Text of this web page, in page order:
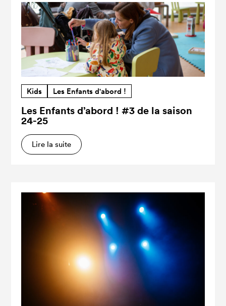
Kids Les Enfants d'abord !
Les Enfants d’abord ! #3 de la saison
24-25
Lire la suite